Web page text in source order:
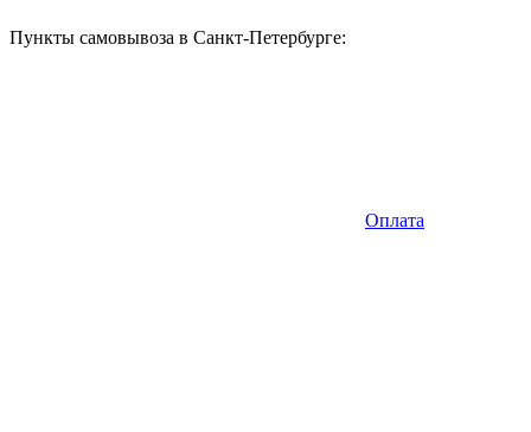
Пункты самовывоза в Санкт-Петербурге:
Оплата